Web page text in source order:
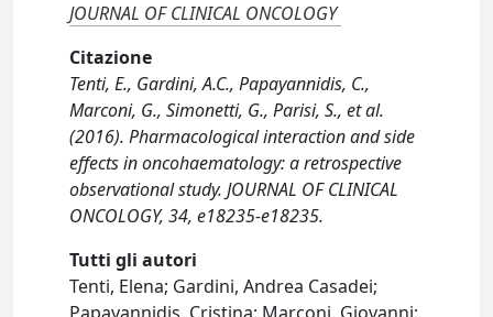
JOURNAL OF CLINICAL ONCOLOGY
Citazione
Tenti, E., Gardini, A.C., Papayannidis, C.,
Marconi, G., Simonetti, G., Parisi, S., et al.
(2016). Pharmacological interaction and side
effects in oncohaematology: a retrospective
observational study. JOURNAL OF CLINICAL
ONCOLOGY, 34, e18235-e18235.
Tutti gli autori
Tenti, Elena; Gardini, Andrea Casadei;